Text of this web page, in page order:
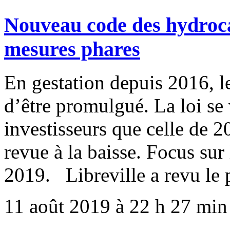
Nouveau code des
mesures phares
En gestation depuis 2016,
d’être promulgué. La loi
investisseurs que celle de
revue à la baisse. Focus
2019. Libreville a revu le
11 août 2019 à 22 h 27 min